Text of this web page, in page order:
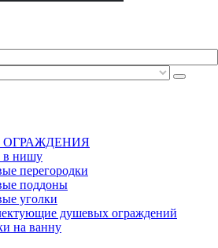
в нишу
перегородки
поддоны
уголки
душевых ограждений
на ванну